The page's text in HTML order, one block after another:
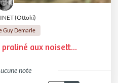
(Ottoki)
Guy Demarle
aux noisett...
note